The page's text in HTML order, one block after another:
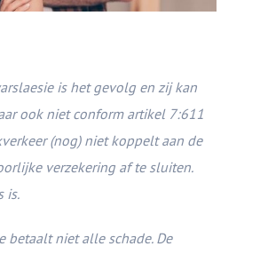
is het gevolg en zij kan
ook niet conform artikel 7:611
(nog) niet koppelt aan de
verzekering af te sluiten.
is.
betaalt niet alle schade. De